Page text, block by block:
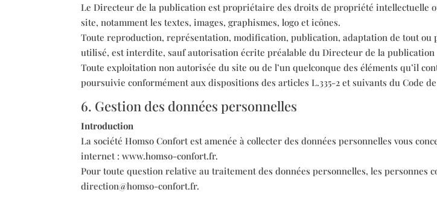
Le Directeur de la publication est propriétaire des droits de propriété intellectuelle
site, notamment les textes, images, graphismes, logo et icônes.
Toute reproduction, représentation, modification, publication, adaptation de tout ou
utilisé, est interdite, sauf autorisation écrite préalable du Directeur de la publication
Toute exploitation non autorisée du site ou de l’un quelconque des éléments qu’il
poursuivie conformément aux dispositions des articles L.335-2 et suivants du Code
6. Gestion des données personnelles
Introduction
La société Homso Confort est amenée à collecter des données personnelles vous
internet : www.homso-confort.fr.
Pour toute question relative au traitement des données personnelles, les personnes
direction@homso-confort.fr.